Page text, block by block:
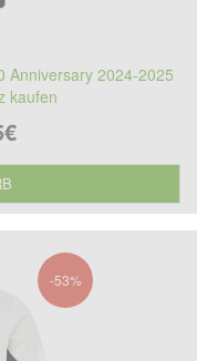
Anniversary 2024-2025
kaufen
-53%